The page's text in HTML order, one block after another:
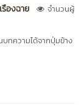
องฉาย
จำนวนผู้
บทความได้จากปุ่มข้าง